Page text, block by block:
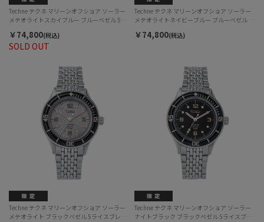
SOLD OUT
Techne テクネ マリーンオフショア ソーラー
メテオライトスカイブルー ブルーベゼル 5ラ
￥74,800(税込)
Techne テクネ マリーンオフショア ソーラー
メテオライトネイビーブルー ブルーベゼル 5
￥74,800(税込)
Techne テクネ マリーンオフショア ソーラー
メテオライト ブラックベゼル 5ライスブレス
Techne テクネ マリーンオフショア ソーラー
ナイトブラック ブラックベゼル 5ライスブレ